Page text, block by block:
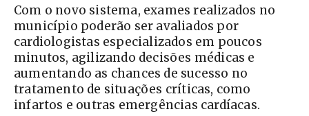
Com o novo sistema, exames realizados no
município poderão ser avaliados por
cardiologistas especializados em poucos
minutos, agilizando decisões médicas e
aumentando as chances de sucesso no
tratamento de situações críticas, como
infartos e outras emergências cardíacas.